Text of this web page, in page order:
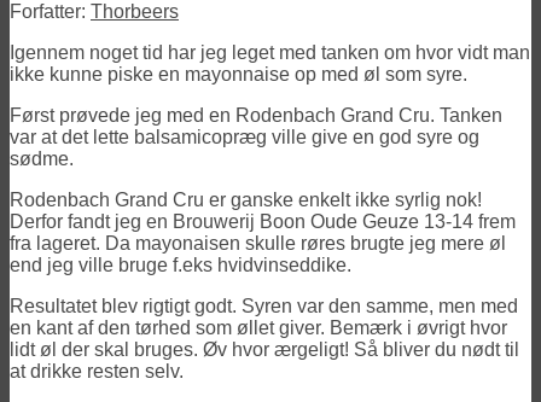
Forfatter: Thorbeers
Igennem noget tid har jeg leget med tanken om hvor vidt man
ikke kunne piske en mayonnaise op med øl som syre.
Først prøvede jeg med en Rodenbach Grand Cru. Tanken
var at det lette balsamicopræg ville give en god syre og
sødme.
Rodenbach Grand Cru er ganske enkelt ikke syrlig nok!
Derfor fandt jeg en Brouwerij Boon Oude Geuze 13-14 frem
fra lageret. Da mayonaisen skulle røres brugte jeg mere øl
end jeg ville bruge f.eks hvidvinseddike.
Resultatet blev rigtigt godt. Syren var den samme, men med
en kant af den tørhed som øllet giver. Bemærk i øvrigt hvor
lidt øl der skal bruges. Øv hvor ærgeligt! Så bliver du nødt til
at drikke resten selv.